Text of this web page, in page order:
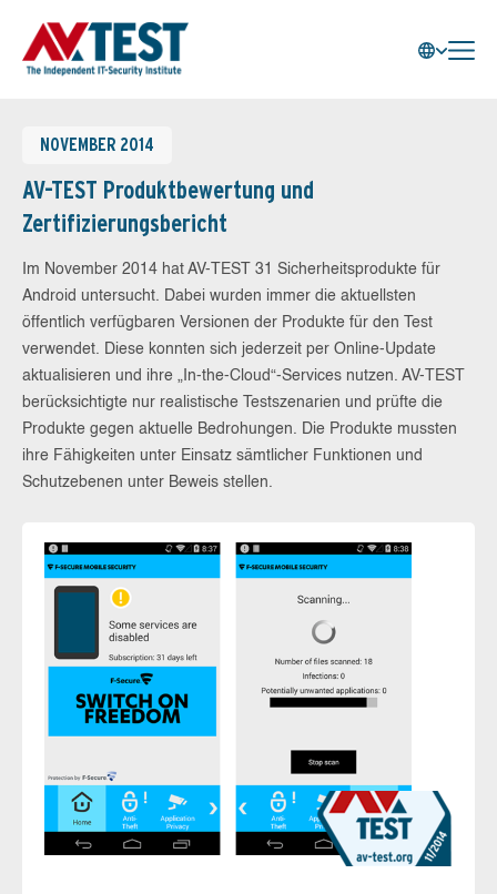
NOVEMBER 2014
AV-TEST Produktbewertung und
Zertifizierungsbericht
Im November 2014 hat AV-TEST 31 Sicherheitsprodukte für
Android untersucht. Dabei wurden immer die aktuellsten
öffentlich verfügbaren Versionen der Produkte für den Test
verwendet. Diese konnten sich jederzeit per Online-Update
aktualisieren und ihre „In-the-Cloud“-Services nutzen. AV-TEST
berücksichtigte nur realistische Testszenarien und prüfte die
Produkte gegen aktuelle Bedrohungen. Die Produkte mussten
ihre Fähigkeiten unter Einsatz sämtlicher Funktionen und
Schutzebenen unter Beweis stellen.